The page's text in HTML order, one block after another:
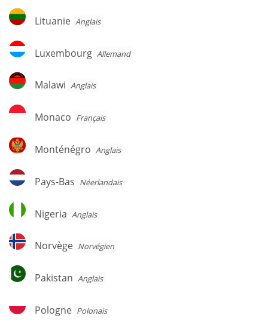
Lituanie
Lituanie Anglais
Luxembourg
Luxembourg Allemand
Malawi
Malawi Anglais
Monaco
Monaco Français
Monténégro
Monténégro Anglais
Pays-
Bas
Pays-Bas Néerlandais
Nigeria
Nigeria Anglais
Norvège
Norvège Norvégien
Pakistan
Pakistan Anglais
Pologne
Pologne Polonais